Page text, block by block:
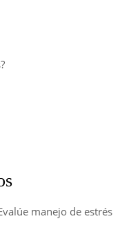
manejo de estrés